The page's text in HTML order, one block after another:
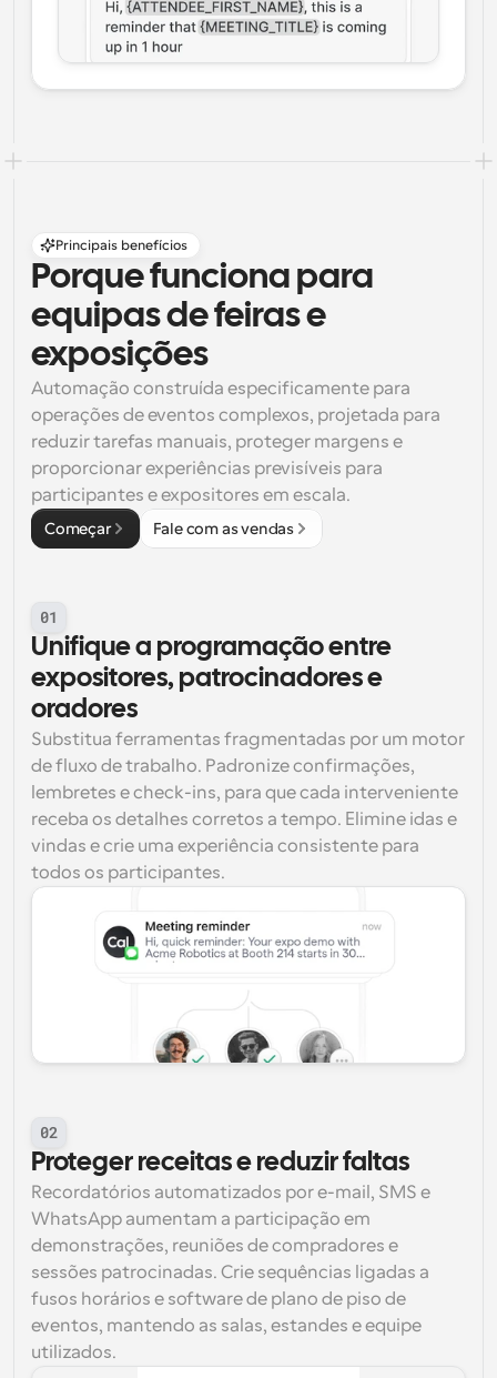
Principais benefícios
Porque funciona para
equipas de feiras e
exposições
Automação construída especificamente para
operações de eventos complexos, projetada para
reduzir tarefas manuais, proteger margens e
proporcionar experiências previsíveis para
participantes e expositores em escala.
Começar Fale com as vendas
01
Unifique a programação entre
expositores, patrocinadores e
oradores
Substitua ferramentas fragmentadas por um motor
de fluxo de trabalho. Padronize confirmações,
lembretes e check-ins, para que cada interveniente
receba os detalhes corretos a tempo. Elimine idas e
vindas e crie uma experiência consistente para
todos os participantes.
02
Proteger receitas e reduzir faltas
Recordatórios automatizados por e-mail, SMS e
WhatsApp aumentam a participação em
demonstrações, reuniões de compradores e
sessões patrocinadas. Crie sequências ligadas a
fusos horários e software de plano de piso de
eventos, mantendo as salas, estandes e equipe
utilizados.